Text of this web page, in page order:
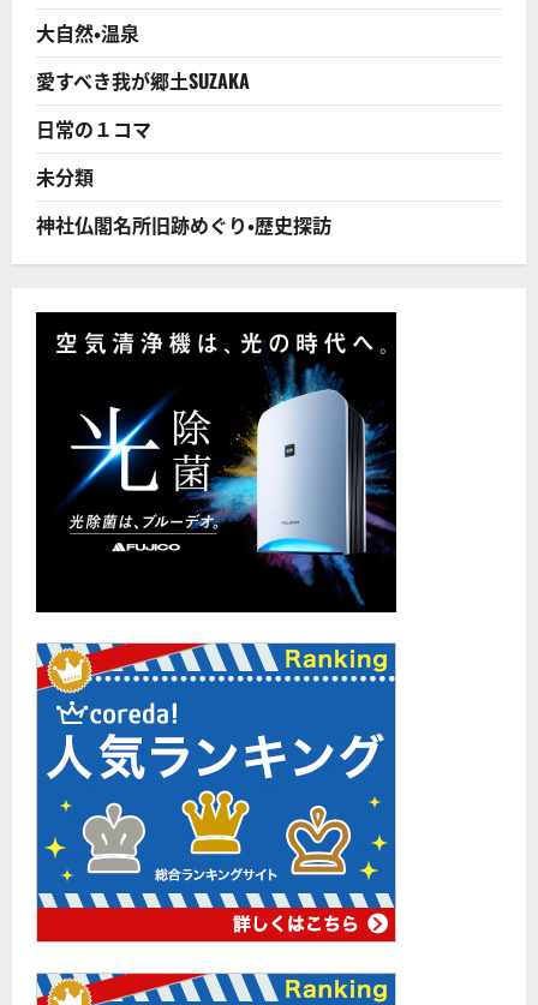
と
タ
ッ
グ
に
つ
い
て
に
読
む
大自然・温泉
愛すべき我が郷土SUZAKA
日常の１コマ
未分類
神社仏閣名所旧跡めぐり・歴史探訪